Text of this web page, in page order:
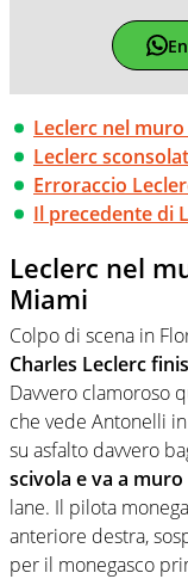
Leclerc nel
Leclerc
Erroraccio
Il precedente di
Leclerc nel
Miami
Colpo di scena in
Charles Leclerc
Davvero clamoroso
che vede Antonelli
su asfalto davvero
scivola e va a
lane. Il pilota
anteriore destra,
per il monegasco